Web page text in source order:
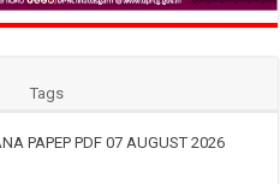
Tags
PAPEP PDF 07 AUGUST 2026